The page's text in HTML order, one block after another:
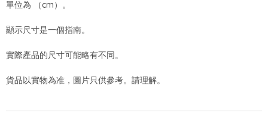
單位為 （cm）。
顯示尺寸是一個指南。
實際產品的尺寸可能略有不同。
貨品以實物為准，圖片只供參考。請理解。